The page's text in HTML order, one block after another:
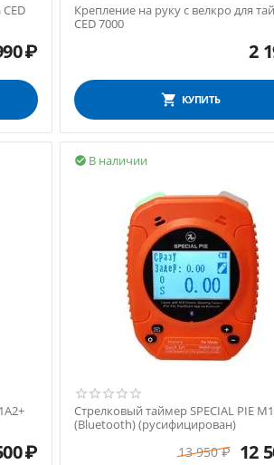
₽
Крепление на руку с велкро для
CED 7000
2
КУПИТЬ
₽
В наличии

Стрелковый таймер SPECIAL PIE
(Bluetooth) (русифицирован)
13 950 ₽ 12